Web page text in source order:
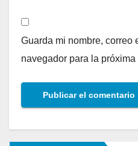
Guarda mi nombre, correo
navegador para la